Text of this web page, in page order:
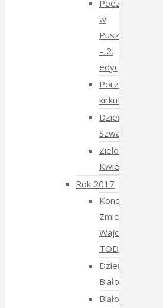
Poezja
w
Puszczy
– 2.
edycja
Porządkowanie
kirkutu
Dzień
Szwajcarski
Zielony
Kwiecień
Rok 2017
Koncert
Zmiciera
Wajciuszkiewicza
TODARA
Dzień
Białoruski
Białowieskie